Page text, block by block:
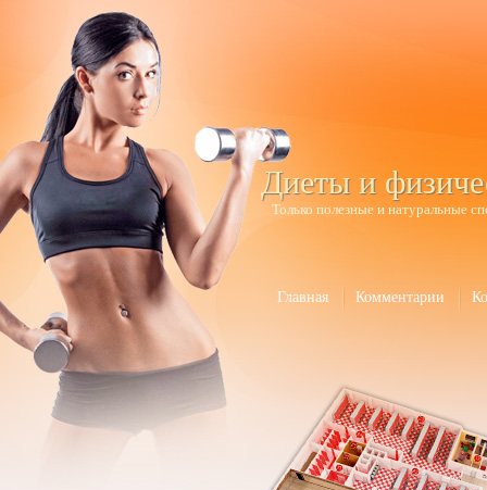
Диеты и
Только полезные и натуральные
Главная Комментарии